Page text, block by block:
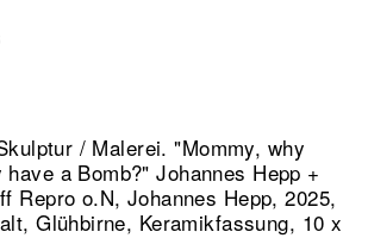
/ Malerei. "Mommy, why
a Bomb?" Johannes Hepp +
Repro o.N, Johannes Hepp, 2025,
Glühbirne, Keramikfassung, 10 x